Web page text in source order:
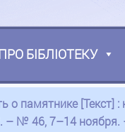
БІБЛІОТЕКУ
о памятнике [Текст]
– № 46, 7–14 ноября.